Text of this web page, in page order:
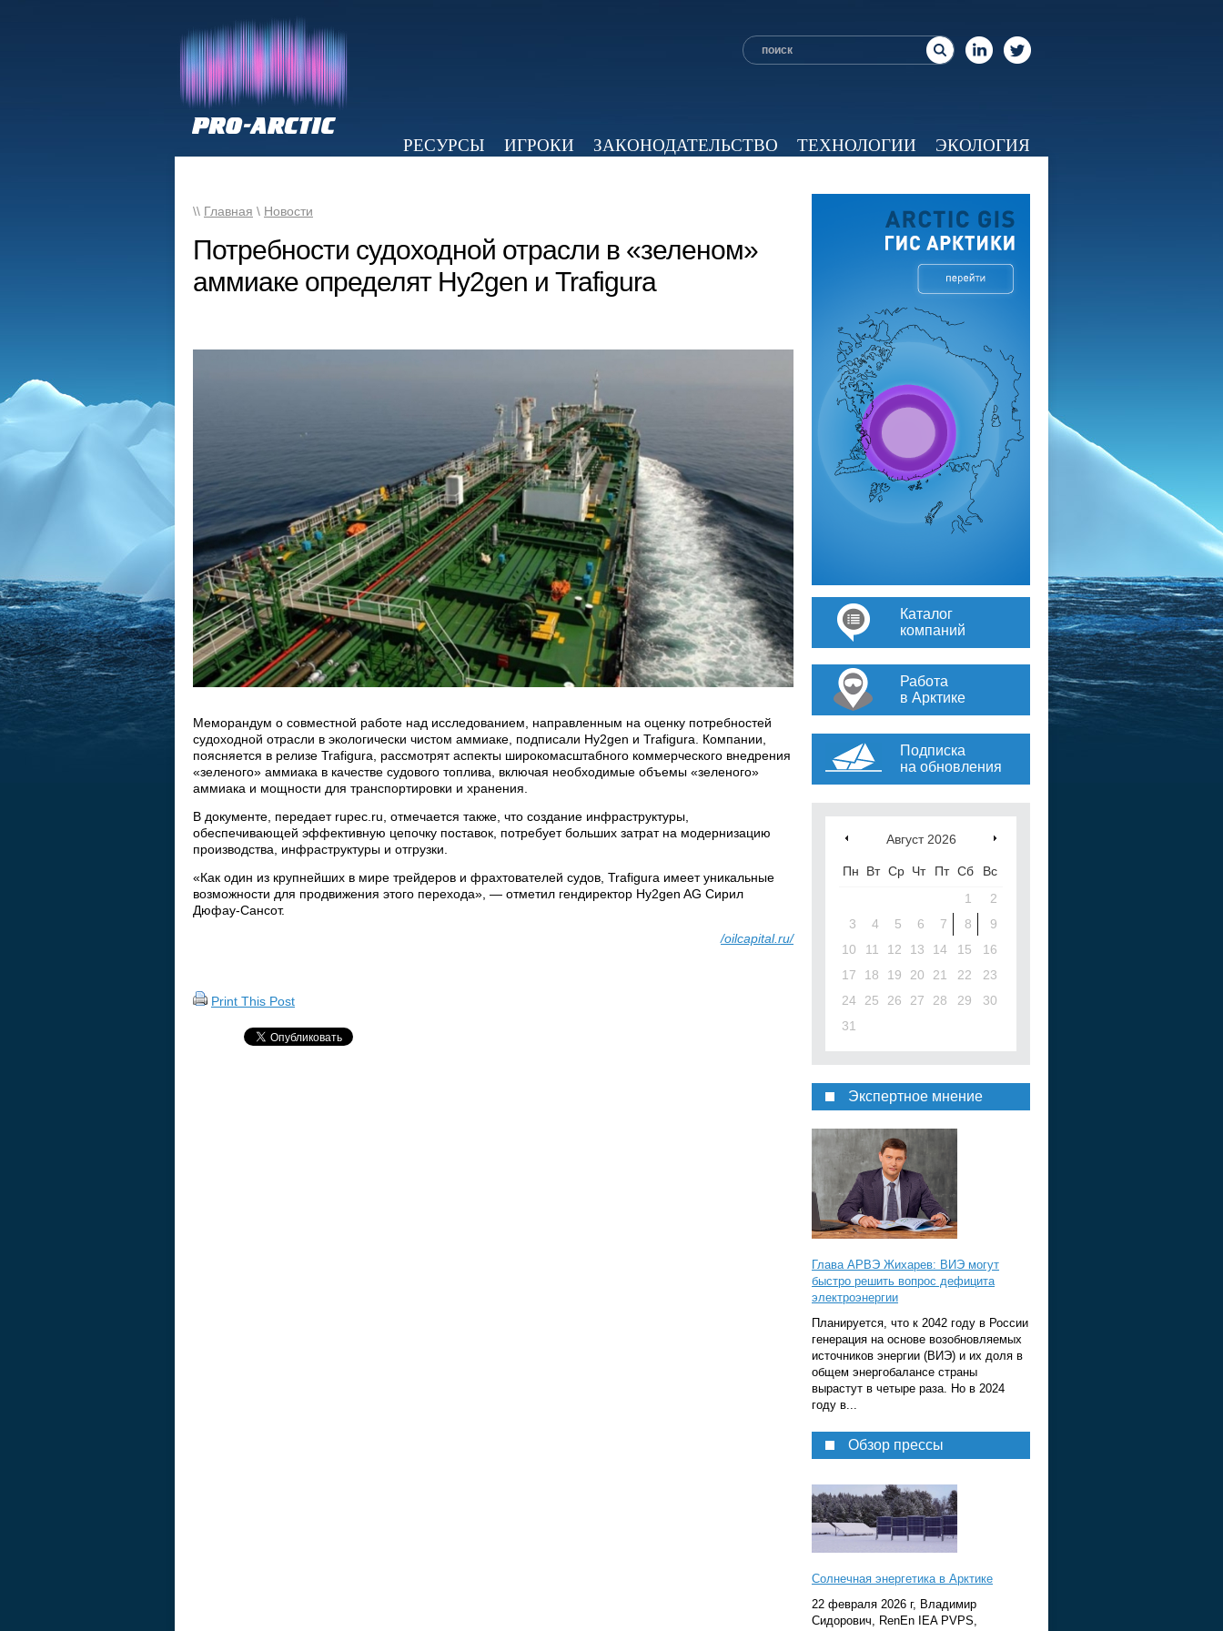
РЕСУРСЫ ИГРОКИ ЗАКОНОДАТЕЛЬСТВО ТЕХНОЛОГИИ
ЭКОЛОГИЯ
\\ Главная \ Новости
Потребности судоходной отрасли в «зеленом»
аммиаке определят Hy2gen и Trafigura
Меморандум о совместной работе над исследованием, направленным на оценку потребностей
судоходной отрасли в экологически чистом аммиаке, подписали Hy2gen и Trafigura. Компании,
поясняется в релизе Trafigura, рассмотрят аспекты широкомасштабного коммерческого внедрения
«зеленого» аммиака в качестве судового топлива, включая необходимые объемы «зеленого»
аммиака и мощности для транспортировки и хранения.
В документе, передает rupec.ru, отмечается также, что создание инфраструктуры,
обеспечивающей эффективную цепочку поставок, потребует больших затрат на модернизацию
производства, инфраструктуры и отгрузки.
«Как один из крупнейших в мире трейдеров и фрахтователей судов, Trafigura имеет уникальные
возможности для продвижения этого перехода», — отметил гендиректор Hy2gen AG Сирил
Дюфау-Сансот.
/oilcapital.ru/
Print This Post
Каталог
компаний
Работа
в Арктике
Подписка
на обновления
Август 2026
Пн Вт Ср Чт Пт Сб
Вс
1
2
3
4 5 6 7 8
9
10
11 12 13 14 15
16
17
18 19 20 21 22
23
24
25 26 27 28 29
30
31
Экспертное мнение
Глава АРВЭ Жихарев: ВИЭ могут
быстро решить вопрос дефицита
электроэнергии
Планируется, что к 2042 году в России
генерация на основе возобновляемых
источников энергии (ВИЭ) и их доля в
общем энергобалансе страны
вырастут в четыре раза. Но в 2024
году в...
Обзор прессы
Солнечная энергетика в Арктике
22 февраля 2026 г, Владимир
Сидорович, RenEn IEA PVPS,